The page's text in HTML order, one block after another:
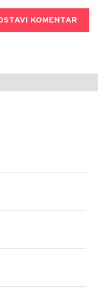
KOMENTAR